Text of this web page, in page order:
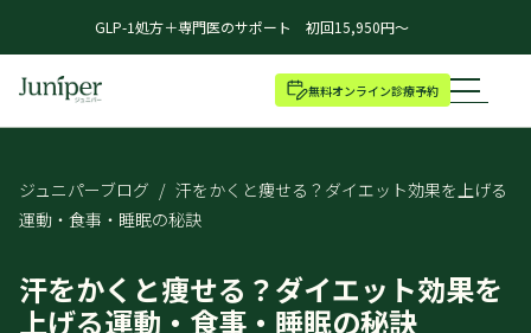
GLP-1処方＋専門医のサポート 初回15,950円～
無料オンライン診療予約
ジュニパーブログ / 汗をかくと痩せる？ダイエット効果を上げる
運動・食事・睡眠の秘訣
汗をかくと痩せる？ダイエット効果を
上げる運動・食事・睡眠の秘訣